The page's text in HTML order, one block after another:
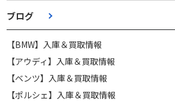
ブログ
【BMW】入庫＆買取情報
【アウディ】入庫＆買取情報
【ベンツ】入庫＆買取情報
【ポルシェ】入庫＆買取情報